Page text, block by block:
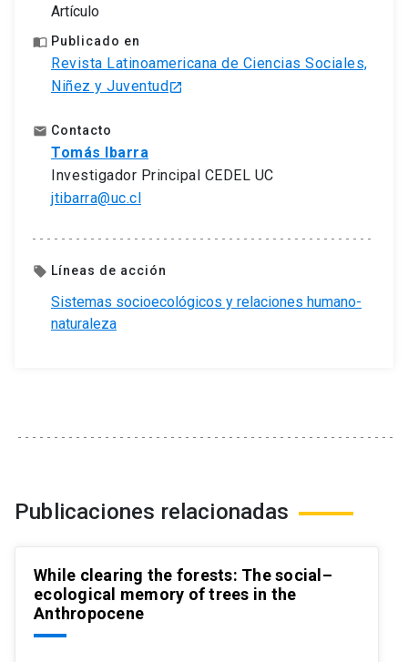
Artículo
import_contacts Publicado en
Revista Latinoamericana de Ciencias Sociales,
Niñez y Juventud launch
email Contacto
Tomás Ibarra
Investigador Principal CEDEL UC
jtibarra@uc.cl
local_offer Líneas de acción
Sistemas socioecológicos y relaciones humano-
naturaleza
Publicaciones relacionadas
While clearing the forests: The social–
ecological memory of trees in the
Anthropocene